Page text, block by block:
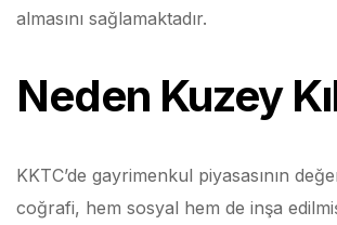
almasını sağlamaktadır.
Neden Kuzey
KKTC’de gayrimenkul piyasasının
coğrafi, hem sosyal hem de inşa